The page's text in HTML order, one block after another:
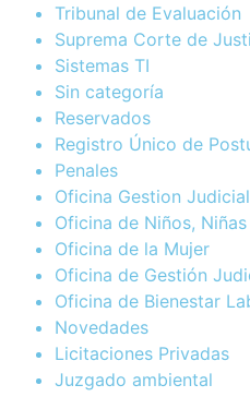
Tribunal de Evaluación
Suprema Corte de
Sistemas TI
Sin categoría
Reservados
Registro Único de
Penales
Oficina Gestion Judicial
Oficina de Niños,
Oficina de la Mujer
Oficina de Gestión
Oficina de Bienestar
Novedades
Licitaciones Privadas
Juzgado ambiental